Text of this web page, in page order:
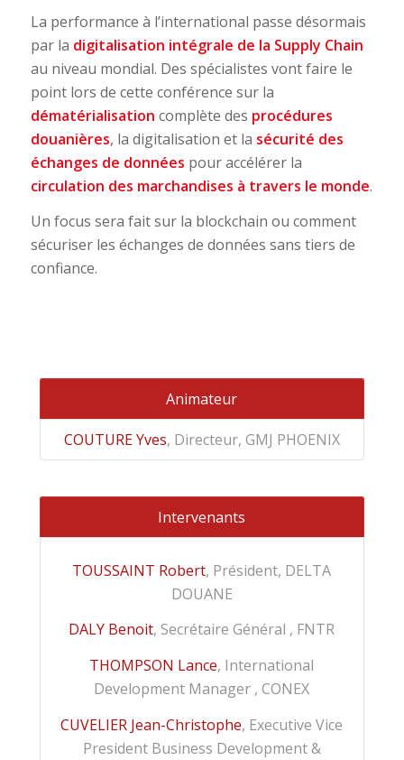
La performance à l’international passe désormais
par la digitalisation intégrale de la Supply Chain
au niveau mondial. Des spécialistes vont faire le
point lors de cette conférence sur la
dématérialisation complète des procédures
douanières, la digitalisation et la sécurité des
échanges de données pour accélérer la
circulation des marchandises à travers le monde.
Un focus sera fait sur la blockchain ou comment
sécuriser les échanges de données sans tiers de
confiance.
Animateur
COUTURE Yves, Directeur, GMJ PHOENIX
Intervenants
TOUSSAINT Robert, Président, DELTA
DOUANE
DALY Benoit, Secrétaire Général , FNTR
THOMPSON Lance, International
Development Manager , CONEX
CUVELIER Jean-Christophe, Executive Vice
President Business Development &